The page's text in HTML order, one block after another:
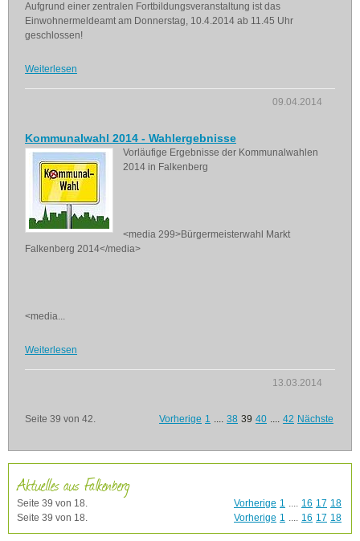
Aufgrund einer zentralen Fortbildungsveranstaltung ist das
Einwohnermeldeamt am Donnerstag, 10.4.2014 ab 11.45 Uhr
geschlossen!
Weiterlesen
09.04.2014
Kommunalwahl 2014 - Wahlergebnisse
Vorläufige Ergebnisse der Kommunalwahlen
2014 in Falkenberg
<media 299>Bürgermeisterwahl Markt
Falkenberg 2014</media>
<media...
Weiterlesen
13.03.2014
Seite 39 von 42. Vorherige 1 .... 38 39 40 .... 42 Nächste
Aktuelles aus Falkenberg
Seite 39 von 18. Vorherige 1 .... 16 17 18
Seite 39 von 18.
Vorherige 1 .... 16 17 18